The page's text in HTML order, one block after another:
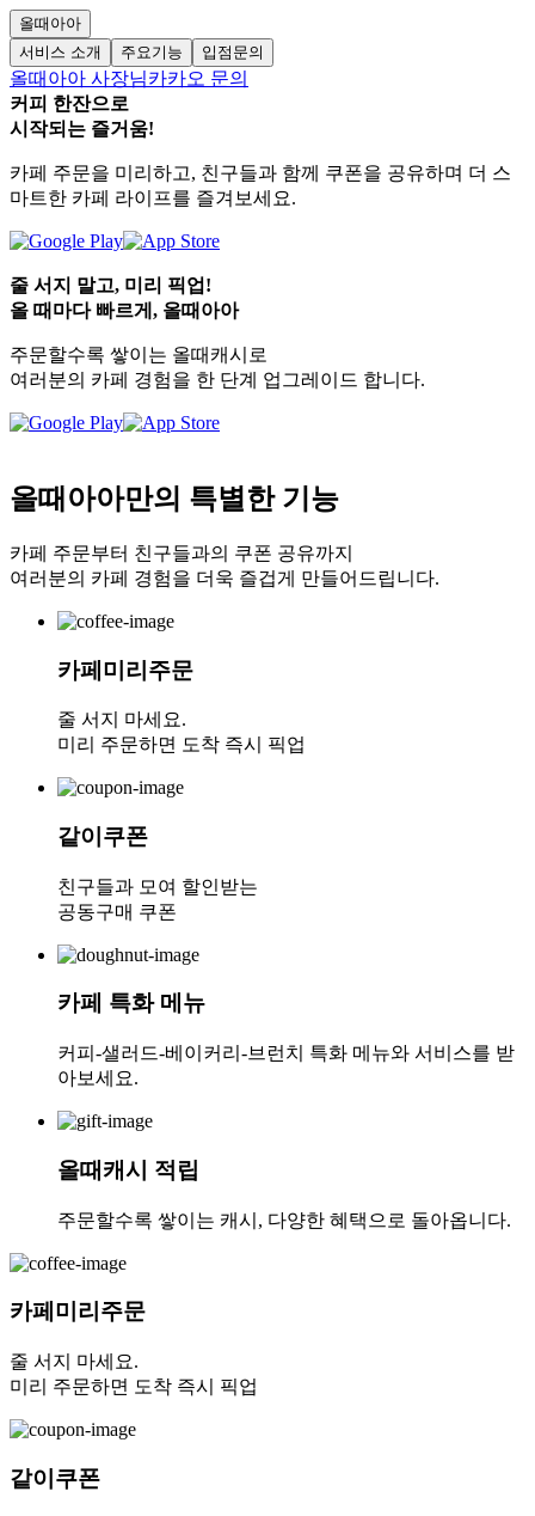
올때아아
서비스 소개
주요기능 입점문의
올때아아 사장님카카오 문의
커피 한잔으로
시작되는 즐거움!
카페 주문을 미리하고, 친구들과 함께 쿠폰을 공유하며 더 스
마트한 카페 라이프를 즐겨보세요.
줄 서지 말고, 미리 픽업!
올 때마다 빠르게, 올때아아
주문할수록 쌓이는 올때캐시로
여러분의 카페 경험을 한 단계 업그레이드 합니다.
올때아아만의 특별한 기능
카페 주문부터 친구들과의 쿠폰 공유까지
여러분의 카페 경험을 더욱 즐겁게 만들어드립니다.
카페미리주문
줄 서지 마세요.
미리 주문하면 도착 즉시 픽업
같이쿠폰
친구들과 모여 할인받는
공동구매 쿠폰
카페 특화 메뉴
커피-샐러드-베이커리-브런치 특화 메뉴와 서비스를 받
아보세요.
올때캐시 적립
주문할수록 쌓이는 캐시, 다양한 혜택으로 돌아옵니다.
카페미리주문
줄 서지 마세요.
미리 주문하면 도착 즉시 픽업
같이쿠폰